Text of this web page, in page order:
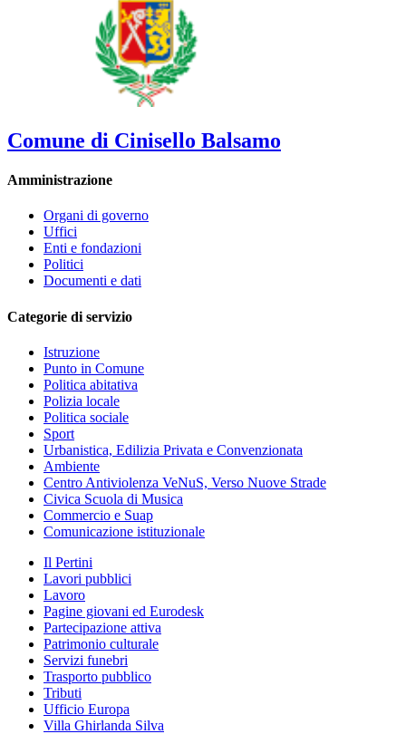
Comune di Cinisello Balsamo
Amministrazione
Organi di governo
Uffici
Enti e fondazioni
Politici
Documenti e dati
Categorie di servizio
Istruzione
Punto in Comune
Politica abitativa
Polizia locale
Politica sociale
Sport
Urbanistica, Edilizia Privata e Convenzionata
Ambiente
Centro Antiviolenza VeNuS, Verso Nuove Strade
Civica Scuola di Musica
Commercio e Suap
Comunicazione istituzionale
Il Pertini
Lavori pubblici
Lavoro
Pagine giovani ed Eurodesk
Partecipazione attiva
Patrimonio culturale
Servizi funebri
Trasporto pubblico
Tributi
Ufficio Europa
Villa Ghirlanda Silva